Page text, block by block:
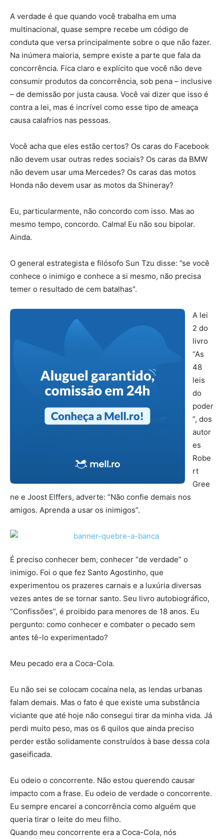
A verdade é que quando você trabalha em uma
multinacional, quase sempre recebe um código de
conduta que versa principalmente sobre o que não fazer.
Na inúmera maioria, sempre existe a parte que fala da
concorrência. Fica claro e explícito que você não deve
consumir produtos da concorrência, sob pena – inclusive
– de demissão por justa causa. Você vai dizer que isso é
contra a lei, mas é incrível como esse tipo de ameaça
causa calafrios nas pessoas.
Você acha que eles estão certos? Os caras do Facebook
não devem usar outras redes sociais? Os caras da BMW
não devem usar uma Mercedes? Os caras das motos
Honda não devem usar as motos da Shineray?
Eu, particularmente, não concordo com isso. Mas ao
mesmo tempo, concordo. Calma! Eu não sou bipolar.
Ainda.
O general estrategista e filósofo Sun Tzu disse: ”se você
conhece o inimigo e conhece a si mesmo, não precisa
temer o resultado de cem batalhas”.
A lei
2 do
livro
“As
48
leis
do
poder
”, dos
autor
es
Robe
rt
Gree
ne e Joost Elffers, adverte: ”Não confie demais nos
amigos. Aprenda a usar os inimigos”.
É preciso conhecer bem, conhecer “de verdade” o
inimigo. Foi o que fez Santo Agostinho, que
experimentou os prazeres carnais e a luxúria diversas
vezes antes de se tornar santo. Seu livro autobiográfico,
“Confissões”, é proibido para menores de 18 anos. Eu
pergunto: como conhecer e combater o pecado sem
antes tê-lo experimentado?
Meu pecado era a Coca-Cola.
Eu não sei se colocam cocaína nela, as lendas urbanas
falam demais. Mas o fato é que existe uma substância
viciante que até hoje não consegui tirar da minha vida. Já
perdi muito peso, mas os 6 quilos que ainda preciso
perder estão solidamente construídos à base dessa cola
gaseificada.
Eu odeio o concorrente. Não estou querendo causar
impacto com a frase. Eu odeio de verdade o concorrente.
Eu sempre encarei a concorrência como alguém que
queria tirar o leite do meu filho.
Quando meu concorrente era a Coca-Cola, nós